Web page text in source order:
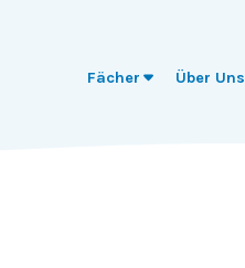
Fächer Über Uns